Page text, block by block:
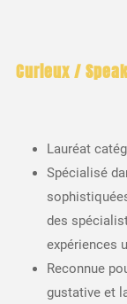
Curieux /
Lauréat
Spécialisé
des
expériences
Reconnue
gustative et